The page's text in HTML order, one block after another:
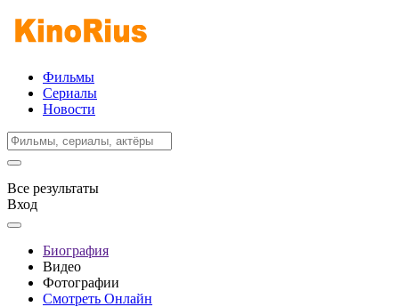
Фильмы
Сериалы
Новости
Все результаты
Вход
Биография
Видео
Фотографии
Смотреть Онлайн